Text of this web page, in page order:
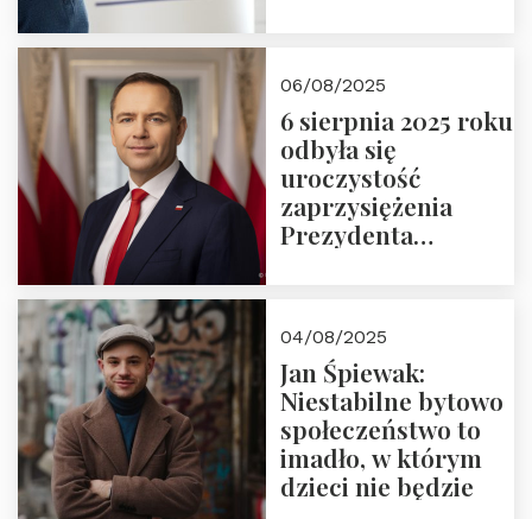
06/08/2025
6 sierpnia 2025 roku
odbyła się
uroczystość
zaprzysiężenia
Prezydenta
Nawrockiego
04/08/2025
Jan Śpiewak:
Niestabilne bytowo
społeczeństwo to
imadło, w którym
dzieci nie będzie